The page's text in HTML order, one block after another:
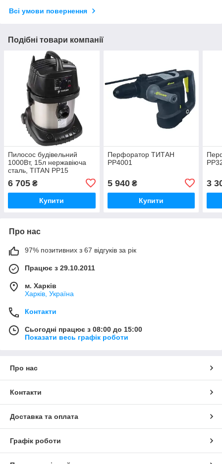
Всі умови повернення
Подібні товари компанії
Пилосос будівельний
1000Вт, 15л нержавіюча
сталь, TITAN PP15
6 705 ₴
Купити
Перфоратор ТИТАН
PP4001
5 940₴
Купити
3
Про нас
97% позитивних з 67 відгуків за рік
Працює з 29.10.2011
м. Харків
Харків, Україна
Контакти
Сьогодні працює з 08:00 до 15:00
Показати весь графік роботи
Про нас
Контакти
Доставка та оплата
Графік роботи